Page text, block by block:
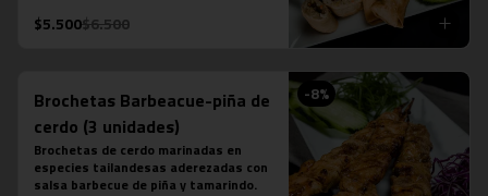
$5.500$6.500
-8%
Brochetas Barbeacue-piña de
cerdo (3 unidades)
Brochetas de cerdo marinadas en
especies tailandesas aderezadas con
salsa barbecue de piña y tamarindo.